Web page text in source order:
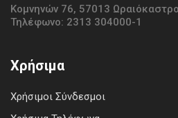
Κομνηνών 76, 57013
Τηλέφωνο: 2313 304000-1
Χρήσιμα
Χρήσιμοι Σύνδεσμοι